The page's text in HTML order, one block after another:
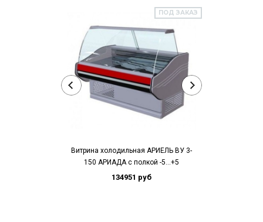
ПОД ЗАКАЗ
Витрина холодильная AРИЕЛЬ ВУ 3-
150 АРИАДА с полкой -5…+5
134951 руб